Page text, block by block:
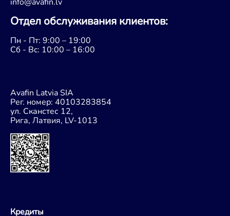
Oтдел обслуживания клиентов:
Пн - Пт: 9:00 – 19:00
Сб - Bc: 10:00 – 16:00
Avafin Latvia SIA
Рег. номер: 40103283854
ул. Сканстес 12,
Рига, Латвия, LV-1013
Кредиты